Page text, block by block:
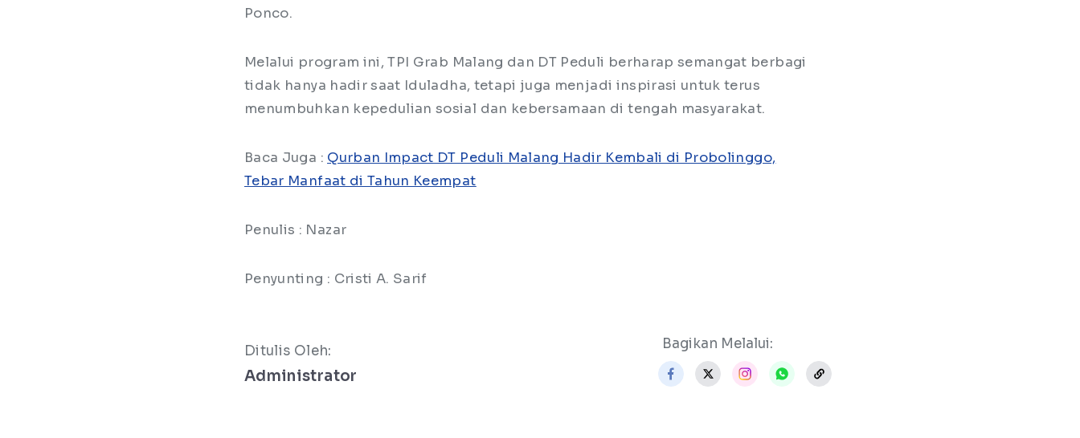
Ponco.
Melalui program ini, TPI Grab Malang dan DT Peduli berharap semangat berbagi
tidak hanya hadir saat Iduladha, tetapi juga menjadi inspirasi untuk terus
menumbuhkan kepedulian sosial dan kebersamaan di tengah masyarakat.
Baca Juga : Qurban Impact DT Peduli Malang Hadir Kembali di Probolinggo,
Tebar Manfaat di Tahun Keempat
Penulis : Nazar
Penyunting : Cristi A. Sarif
Ditulis Oleh:
Administrator
Bagikan Melalui: